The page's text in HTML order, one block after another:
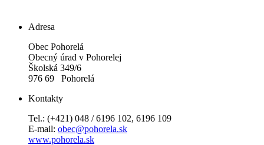
Adresa
Obec Pohorelá
Obecný úrad v Pohorelej
Školská 349/6
976 69 Pohorelá
Kontakty
Tel.: (+421) 048 / 6196 102, 6196 109
E-mail: obec@pohorela.sk
www.pohorela.sk